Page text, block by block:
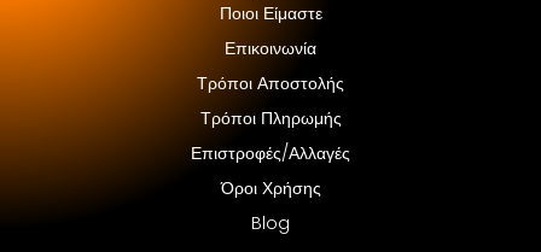
Ποιοι Είμαστε
Επικοινωνία
Τρόποι Αποστολής
Τρόποι Πληρωμής
Επιστροφές/Αλλαγές
Όροι Χρήσης
Blog